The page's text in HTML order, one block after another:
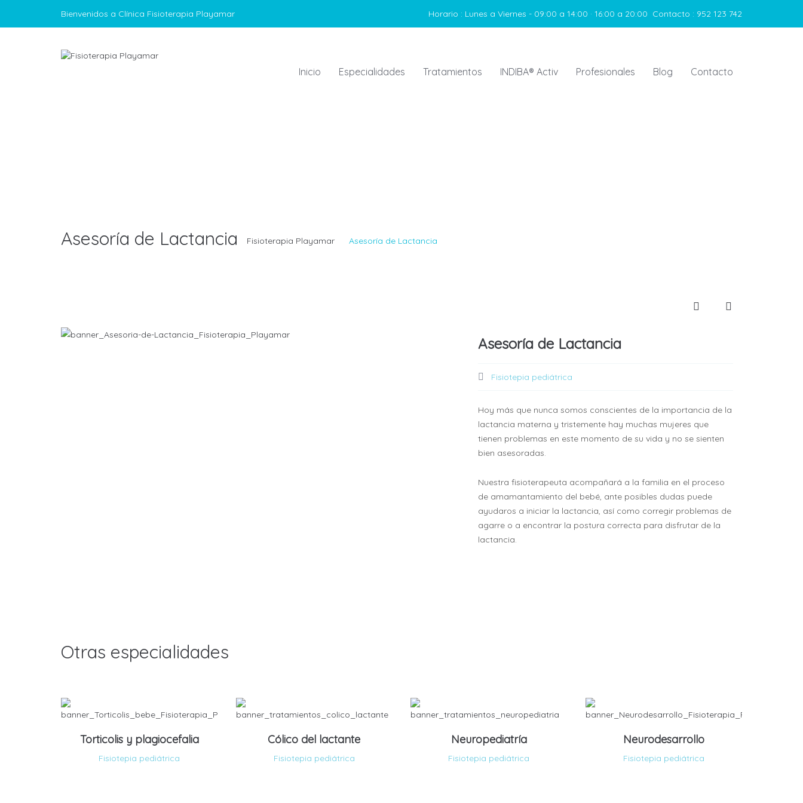
Bienvenidos a Clínica Fisioterapia Playamar Horario : Lunes a Viernes - 09:00 a 14:00 · 16:00 a 20:00 Contacto : 952 123 742
Inicio Especialidades Tratamientos INDIBA® Activ Profesionales Blog Contacto
Asesoría de Lactancia Fisioterapia Playamar Asesoría de Lactancia
Asesoría de Lactancia
Fisiotepia pediátrica
Hoy más que nunca somos conscientes de la importancia de la
lactancia materna y tristemente hay muchas mujeres que
tienen problemas en este momento de su vida y no se sienten
bien asesoradas.
Nuestra fisioterapeuta acompañará a la familia en el proceso
de amamantamiento del bebé, ante posibles dudas puede
ayudaros a iniciar la lactancia, así como corregir problemas de
agarre o a encontrar la postura correcta para disfrutar de la
lactancia.
Otras especialidades
Torticolis y plagiocefalia
Fisiotepia pediátrica
Cólico del lactante
Fisiotepia pediátrica
Neuropediatría
Fisiotepia pediátrica
Neurodesarrollo
Fisiotepia pediátrica